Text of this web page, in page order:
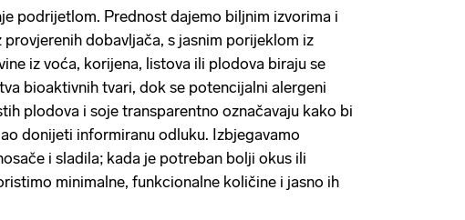
podrijetlom. Prednost dajemo biljnim izvorima i
provjerenih dobavljača, s jasnim porijeklom iz
iz voća, korijena, listova ili plodova biraju se
bioaktivnih tvari, dok se potencijalni alergeni
plodova i soje transparentno označavaju kako bi
donijeti informiranu odluku. Izbjegavamo
i sladila; kada je potreban bolji okus ili
minimalne, funkcionalne količine i jasno ih